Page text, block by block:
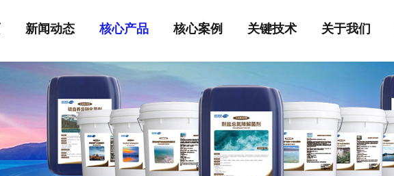
新闻动态 核心产品 核心案例 关键技术 关于我们